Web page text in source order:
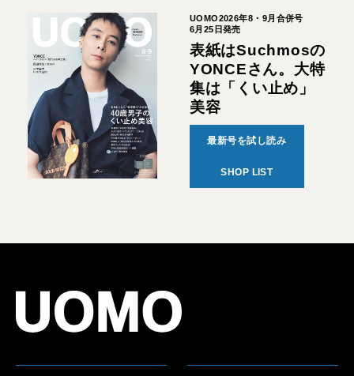
UOMO2026年8・9月合併号
6月25日発売
表紙はSuchmosの
YONCEさん。大特
集は「くい止め」
美容
最新号を試し読み
SHOP LIST